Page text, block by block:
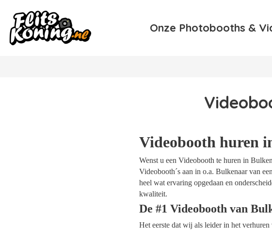
Onze Photobooths &
Videobooth huren
Wenst u een Videobooth te huren in
Videobooth´s aan in o.a. Bulkenaar van
heel wat ervaring opgedaan en
kwaliteit.
De #1 Videobooth van
Het eerste dat wij als leider in het